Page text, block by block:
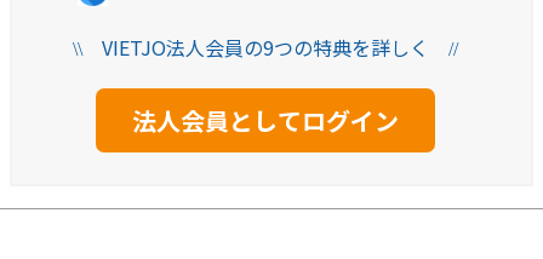
\\VIETJO法人会員の9つの特典を詳しく //